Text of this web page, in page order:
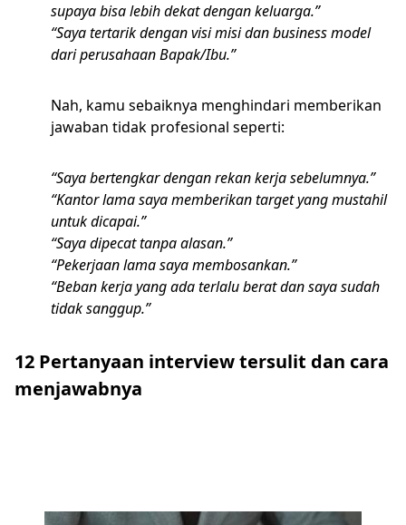
supaya bisa lebih dekat dengan keluarga.”
“Saya tertarik dengan visi misi dan business model
dari perusahaan Bapak/Ibu.”
Nah, kamu sebaiknya menghindari memberikan
jawaban tidak profesional seperti:
“Saya bertengkar dengan rekan kerja sebelumnya.”
“Kantor lama saya memberikan target yang mustahil
untuk dicapai.”
“Saya dipecat tanpa alasan.”
“Pekerjaan lama saya membosankan.”
“Beban kerja yang ada terlalu berat dan saya sudah
tidak sanggup.”
12 Pertanyaan interview tersulit dan cara
menjawabnya